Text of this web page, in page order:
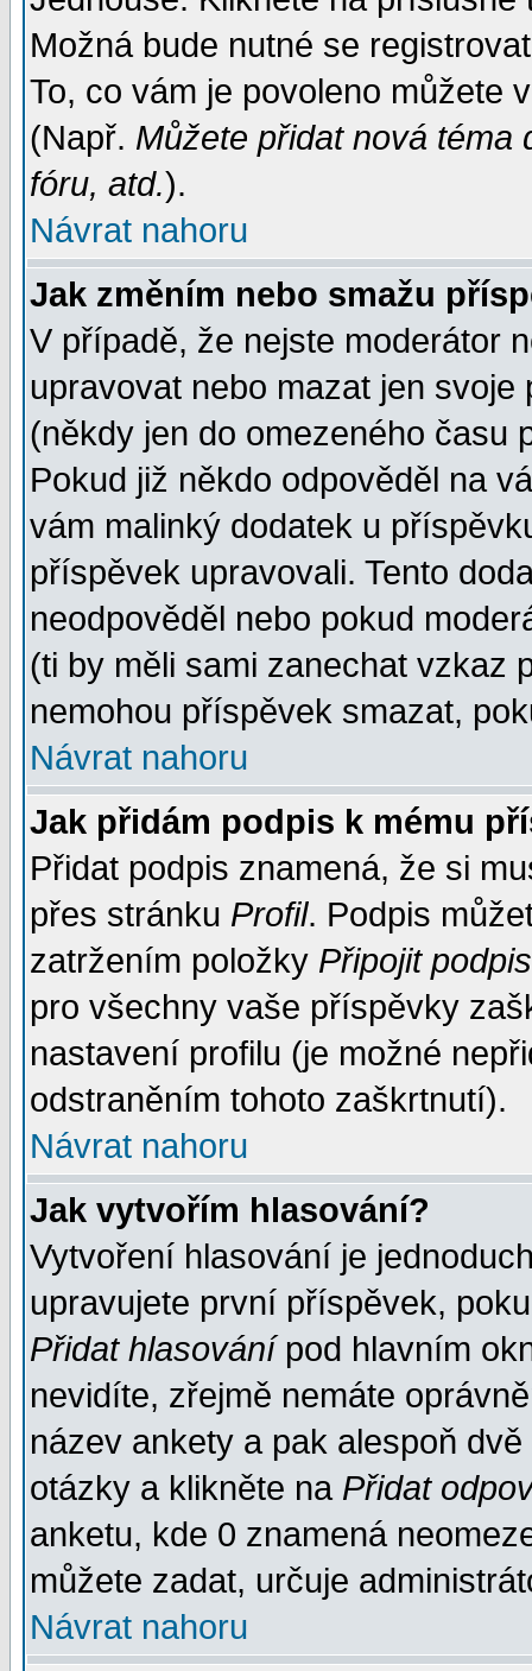
Možná bude nutné se
To, co vám je povoleno můžete
(Např. Můžete přidat nová téma
fóru, atd.).
Návrat nahoru
Jak změním nebo smažu
V případě, že nejste moderátor
upravovat nebo mazat jen
(někdy jen do omezeného
Pokud již někdo odpověděl na
vám malinký dodatek u
příspěvek upravovali. Tento
neodpověděl nebo pokud
(ti by měli sami zanechat vzkaz
nemohou příspěvek smazat,
Návrat nahoru
Jak přidám podpis k mému
Přidat podpis znamená, že si
přes stránku Profil. Podpis
zatržením položky Připojit podpis
pro všechny vaše příspěvky
nastavení profilu (je možné
odstraněním tohoto zaškrtnutí).
Návrat nahoru
Jak vytvořím hlasování?
Vytvoření hlasování je
upravujete první příspěvek,
Přidat hlasovánípod hlavním
nevidíte, zřejmě nemáte
název ankety a pak alespoň
otázky a klikněte na Přidat
anketu, kde 0 znamená
můžete zadat, určuje
Návrat nahoru